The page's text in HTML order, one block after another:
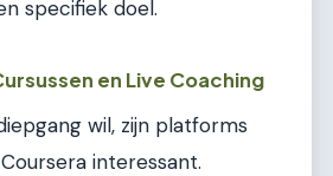
specifiek doel.
en Live Coaching
wil, zijn platforms
interessant.